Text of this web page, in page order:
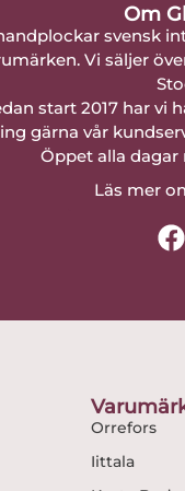
Om
svensk
Vi säljer
start 2017 har vi
gärna vår
Öppet alla dagar
Läs mer
F
a
k
Orrefors
Iittala